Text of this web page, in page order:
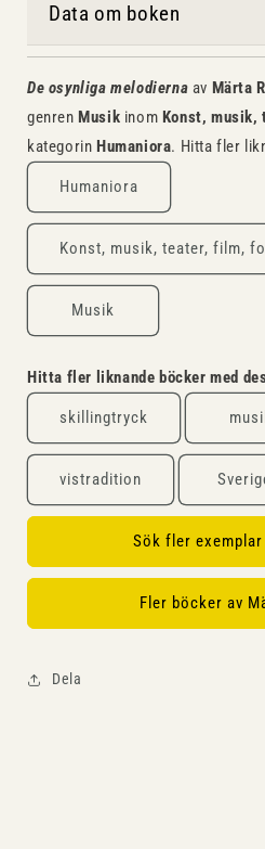
Data om boken
De osynliga melodierna av Märta
genrenMusik inom Konst,
kategorin Humaniora. Hitta fler
Humaniora
Konst, musik, teater, film,
Musik
Hitta fler liknande böcker med
skillingtryck
vistradition
Sök fler exemplar
Fler böcker av
Dela